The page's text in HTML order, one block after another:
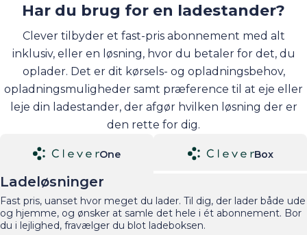
Har du brug for en ladestander?
Clever tilbyder et fast-pris abonnement med alt
inklusiv, eller en løsning, hvor du betaler for det, du
oplader. Det er dit kørsels- og opladningsbehov,
opladningsmuligheder samt præference til at eje eller
leje din ladestander, der afgør hvilken løsning der er
den rette for dig.
One Box
Ladeløsninger
Fast pris, uanset hvor meget du lader. Til dig, der lader både ude
og hjemme, og ønsker at samle det hele i ét abonnement. Bor
du i lejlighed, fravælger du blot ladeboksen.